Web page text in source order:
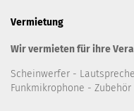
Vermietung
Wir vermieten für ihre
Scheinwerfer -
Funkmikrophone - Zubehör